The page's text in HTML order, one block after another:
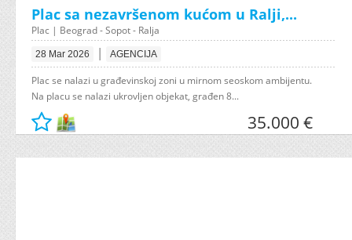
Plac sa nezavršenom kućom u Ralji,...
Plac | Beograd - Sopot - Ralja
28 Mar 2026 | AGENCIJA
Plac se nalazi u građevinskoj zoni u mirnom seoskom ambijentu.
Na placu se nalazi ukrovljen objekat, građen 8...
35.000 €